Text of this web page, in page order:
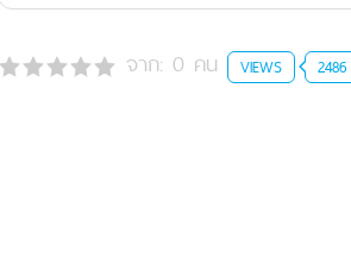
จาก: 0 คน VIEWS 2486